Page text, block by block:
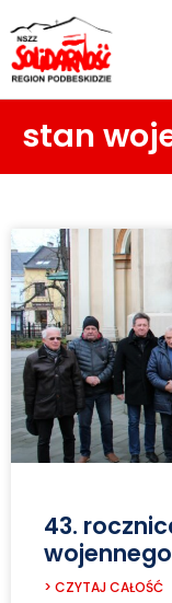
stan
43.
> CZYTAJ CAŁOŚĆ